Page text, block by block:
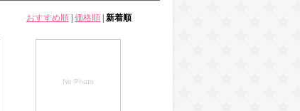
おすすめ順 価格順 新着順
No Photo